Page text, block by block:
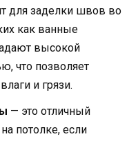
для заделки швов во
как ванные
высокой
что позволяет
и грязи.
— это отличный
потолке, если